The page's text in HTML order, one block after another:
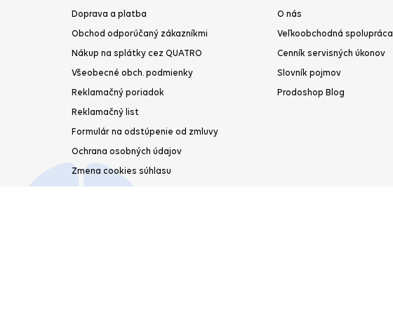
Doprava a platba
Obchod odporúčaný zákazníkmi
Nákup na splátky cez QUATRO
Všeobecné obch. podmienky
Reklamačný poriadok
Reklamačný list
Formulár na odstúpenie od zmluvy
Ochrana osobných údajov
Zmena cookies súhlasu
O nás
Veľkoobchodná spolupráca
Cenník servisných úkonov
Slovník pojmov
Prodoshop Blog